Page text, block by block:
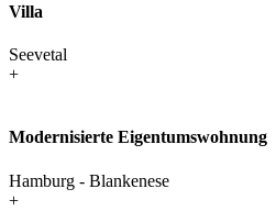
Villa
Seevetal
+
Modernisierte Eigentums­wohnung
Hamburg - Blankenese
+